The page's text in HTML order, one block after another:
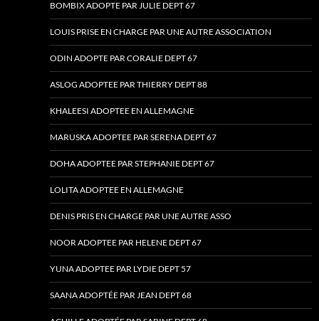
BOMBIX ADOPTE PAR JULIE DEPT 67
LOUIS PRISE EN CHARGE PAR UNE AUTRE ASSOCIATION
ODIN ADOPTE PAR CORALIE DEPT 67
ASLOG ADOPTEE PAR THIERRY DEPT 88
KHALEESI ADOPTEE EN ALLEMAGNE
MARUSKA ADOPTEE PAR SERENA DEPT 67
DOHA ADOPTEE PAR STEPHANIE DEPT 67
LOLITA ADOPTEE EN ALLEMAGNE
DENIS PRIS EN CHARGE PAR UNE AUTRE ASSO
NOOR ADOPTEE PAR HELENE DEPT 67
YUNA ADOPTEE PAR LYDIE DEPT 57
SAANA ADOPTÉE PAR JEAN DEPT 68